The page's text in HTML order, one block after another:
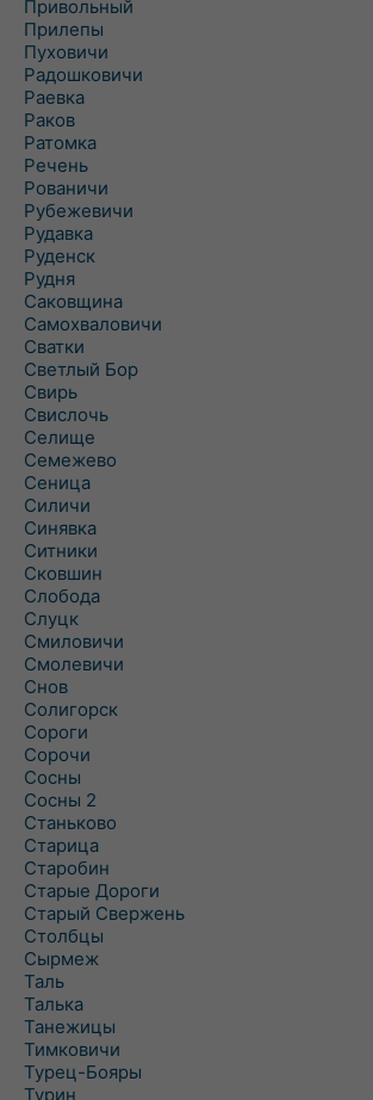
Привольный
Прилепы
Пуховичи
Радошковичи
Раевка
Раков
Ратомка
Речень
Рованичи
Рубежевичи
Рудавка
Руденск
Рудня
Саковщина
Самохваловичи
Сватки
Светлый Бор
Свирь
Свислочь
Селище
Семежево
Сеница
Силичи
Синявка
Ситники
Сковшин
Слобода
Слуцк
Смиловичи
Смолевичи
Снов
Солигорск
Сороги
Сорочи
Сосны
Сосны 2
Станьково
Старица
Старобин
Старые Дороги
Старый Свержень
Столбцы
Сырмеж
Таль
Талька
Танежицы
Тимковичи
Турец-Бояры
Турин